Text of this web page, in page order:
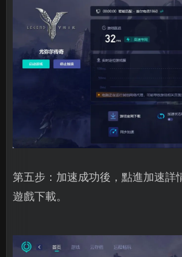
第五步：加速成功後，點進加速詳
遊戲下載。